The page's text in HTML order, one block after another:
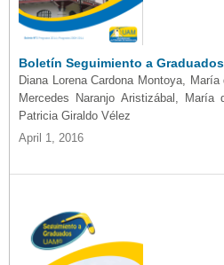
Boletín Seguimiento a Graduados
Diana Lorena Cardona Montoya,
Mercedes Naranjo Aristizábal, María
Patricia Giraldo Vélez
April 1, 2016